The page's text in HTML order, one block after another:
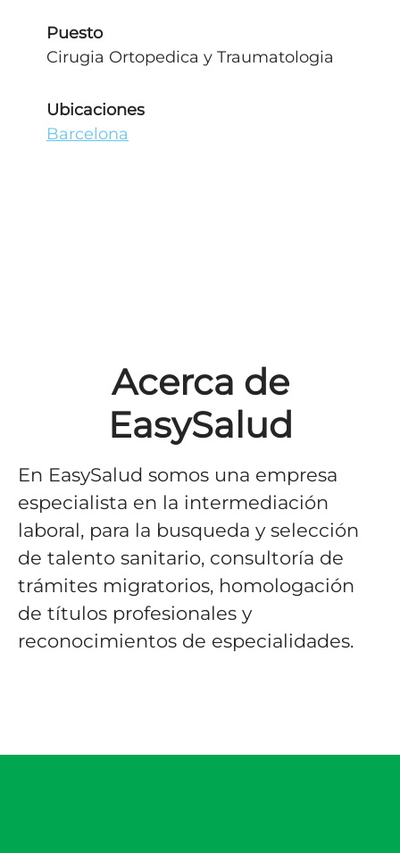
Puesto
Cirugia Ortopedica y Traumatologia
Ubicaciones
Barcelona
Acerca de
EasySalud
En EasySalud somos una empresa
especialista en la intermediación
laboral, para la busqueda y selección
de talento sanitario, consultoría de
trámites migratorios, homologación
de títulos profesionales y
reconocimientos de especialidades.